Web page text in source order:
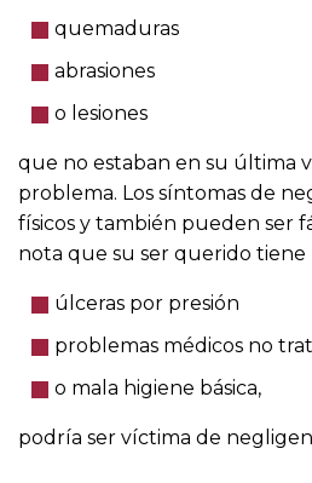
quemaduras
abrasiones
o lesiones
que no estaban en su última
problema. Los síntomas de
físicos y también pueden ser
nota que su ser querido tiene
úlceras por presión
problemas médicos no
o mala higiene básica,
podría ser víctima de